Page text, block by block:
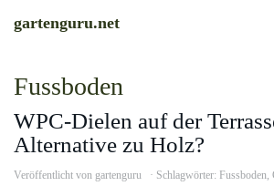
gartenguru.net
Fussboden
WPC-Dielen auf der
Alternative zu Holz?
Veröffentlicht von gartenguru Schlagwörter: Fussboden,